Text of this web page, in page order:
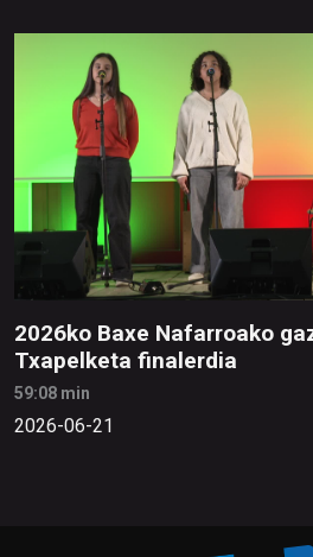
2026ko Baxe Nafarroako
Txapelketa finalerdia
59:08 min
2026-06-21